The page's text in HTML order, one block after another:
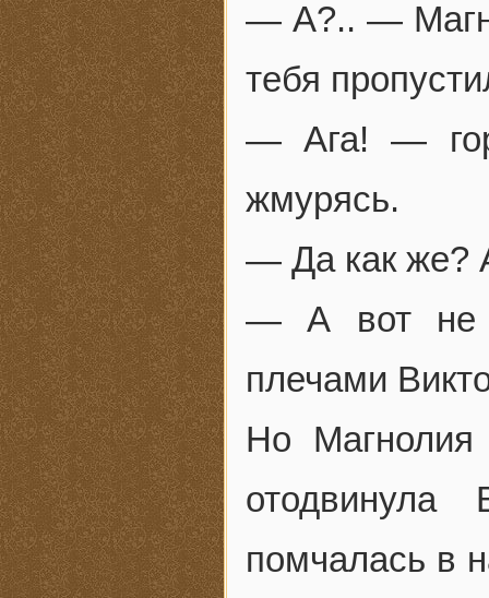
— А?.. —
тебя
— Ага! —
жмурясь.
— Да как же?
— А вот не
плечами
Но
помчалась в